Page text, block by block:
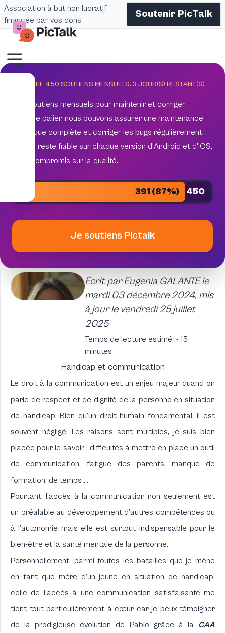
Association à but non lucratif,
financée par vos dons
Soutenir PicTalk
OBJECTIF 450 SOUTIENS MENSUELS. 3 JOUR(S) RESTANT(S)
450 soutiens mensuels pour maintenir et corriger
Avec ce palier, nous pouvons assurer une maintenance
technique complète et corriger les bugs régulièrement.
Pictalk reste fiable sur chaque version d'Android et d'iOS,
sans compromis sur la qualité.
391 (87%) 450
Je soutiens Pictalk
Écrit par Eugenia GALANTE le
mardi 03 décembre 2024, mis
à jour le vendredi 25 juillet
2025
Temps de lecture estimé ~ 15
minutes
Handicap et communication
Le droit à la communication est un enjeu majeur quand on
parle de respect et de dignité de la personne en situation
de handicap. Bien qu’un droit humain fondamental, il est
souvent négligé. Les raisons sont multiples, je suis bien
placée pour le savoir : difficultés à mettre en place un outil
de communication, fatigue des parents, manque de
formation, de temps …
Pourtant, l’accès à la communication non seulement est
un préalable au développement d’autres compétences ou
à l’autonomie mais elle est surtout indispensable pour le
bien-être et la santé mentale de la personne.
Personnellement, parmi toutes les batailles que je mène
en tant que mère d’un jeune en situation de handicap,
celle de l’accès à une communication satisfaisante me
tient tout particulièrement à cœur car je peux témoigner
de la prodigieuse évolution de Pablo grâce à la CAA